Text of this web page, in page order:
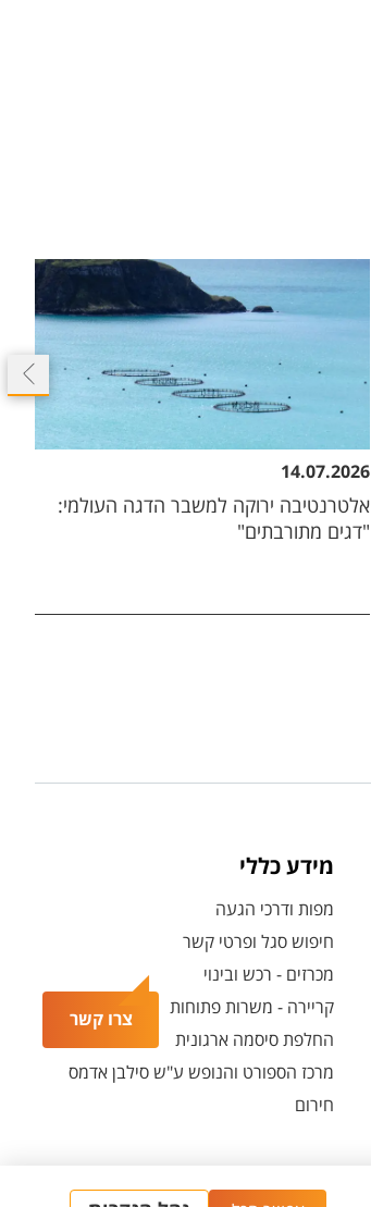
צרו קשר
14.07.2026
אלטרנטיבה ירוקה למשבר הדגה העולמי:
"דגים מתורבתים"
מידע כללי
מפות ודרכי הגעה
חיפוש סגל ופרטי קשר
מכרזים - רכש ובינוי
קריירה - משרות פתוחות
החלפת סיסמה ארגונית
מרכז הספורט והנופש ע"ש סילבן אדמס
חירום